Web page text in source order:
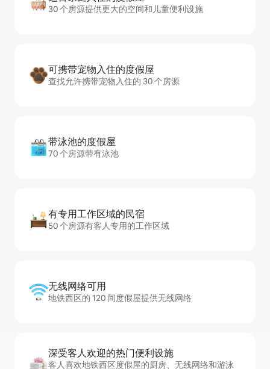
30 个房源提供更大的空间和儿童便利设施
可携带宠物入住的度假屋
查找允许携带宠物入住的 30 个房源
带泳池的度假屋
70 个房源带有泳池
有专用工作区域的民宿
50 个房源有客人专用的工作区域
无线网络可用
地铁西区的 120 间度假屋提供无线网络
深受客人欢迎的热门便利设施
客人喜欢地铁西区度假屋的厨房、无线网络和游泳